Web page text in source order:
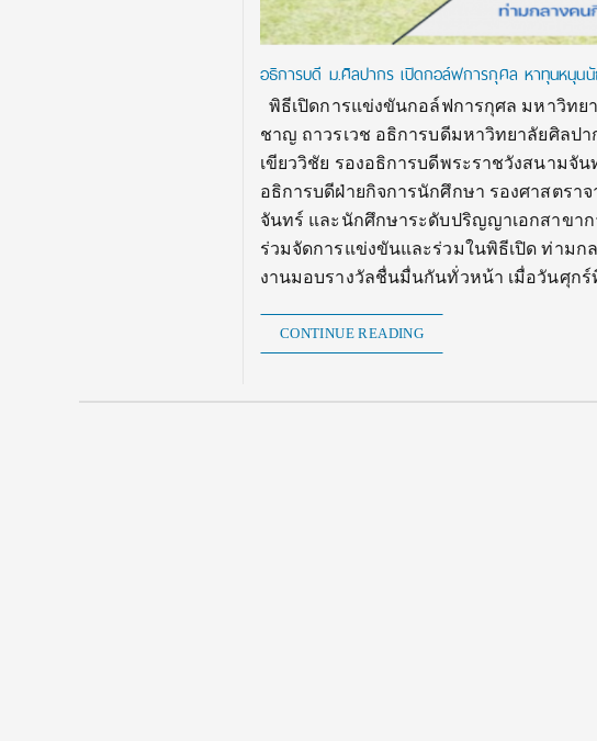
อธิการบดี ม.ศิลปากร เปิดกอล์ฟการกุศล หาทุนหนุ
พิธีเปิดการแข่งขันกอล์ฟการกุศล มหาวิทย
ชาญ ถาวรเวช อธิการบดีมหาวิทยาลัยศิลป
เขียววิชัย รองอธิการบดีพระราชวังสนามจั
อธิการบดีฝ่ายกิจการนักศึกษา รองศาสตรา
จันทร์ และนักศึกษาระดับปริญญาเอกสาขา
ร่วมจัดการแข่งขันและร่วมในพิธีเปิด ท่ามก
งานมอบรางวัลชื่นมื่นกันทั่วหน้า เมื่อวันศุก
CONTINUE READING